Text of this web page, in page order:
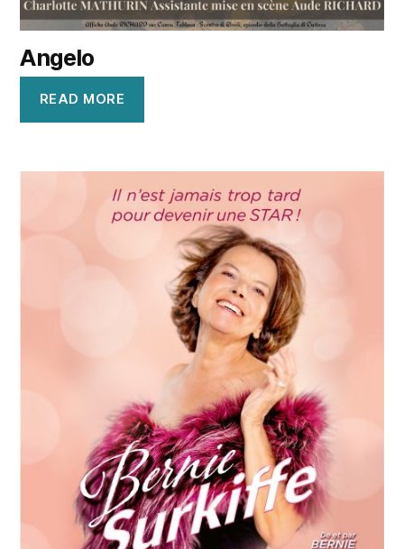
Angelo
READ MORE